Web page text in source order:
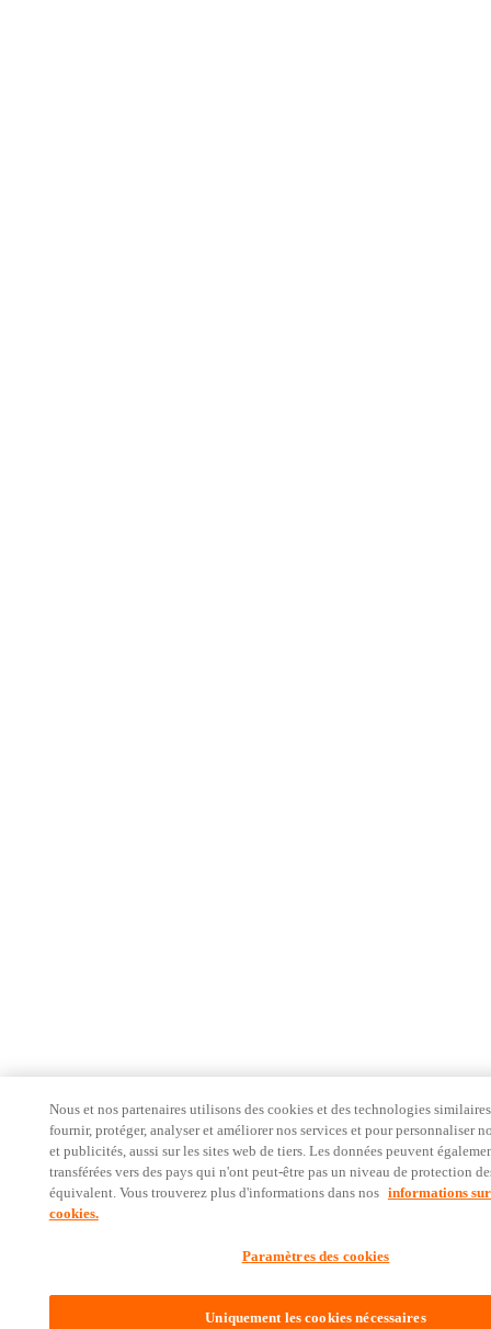
Nous et nos partenaires utilisons des cookies et des technologies
fournir, protéger, analyser et améliorer nos services et pour personnaliser
et publicités, aussi sur les sites web de tiers. Les données peuvent
transférées vers des pays qui n'ont peut-être pas un niveau de protection
équivalent. Vous trouverez plus d'informations dans nos informations
cookies.
Paramètres des cookies
Uniquement les cookies nécessaires